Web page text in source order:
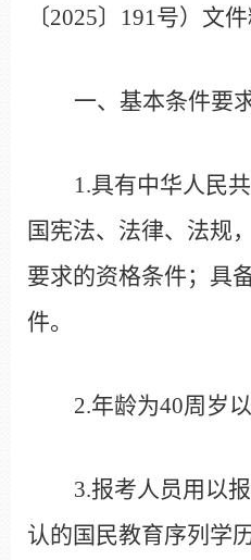
〔2025〕 191 号）文
一、基本条件要
1.具有中华人民
国宪法、法律、法规
要求的资格条件；具
件。
2.年龄为40周岁
3.报考人员用以
认的国民教育序列学